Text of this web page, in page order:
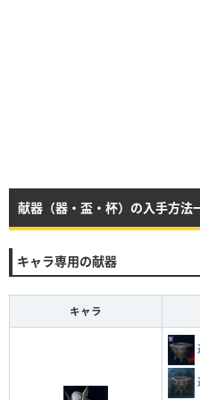
献器（器・盃・杯）の入手方法
キャラ専用の献器
キャラ